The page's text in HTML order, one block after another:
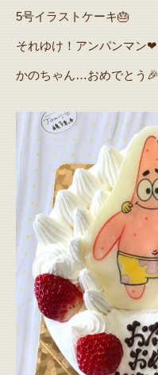
5号イラストケーキ🎂
それゆけ！アンパンマン❤
かのちゃん…おめでとう🎉